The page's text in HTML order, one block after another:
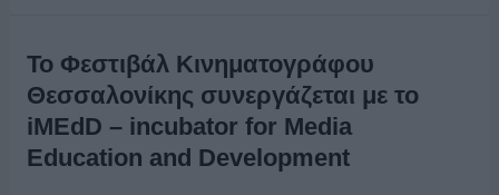
Το Φεστιβάλ Κινηματογράφου
Θεσσαλονίκης συνεργάζεται με το
iMEdD – incubator for Media
Education and Development